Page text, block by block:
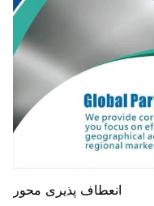
انعطاف پذیری محور